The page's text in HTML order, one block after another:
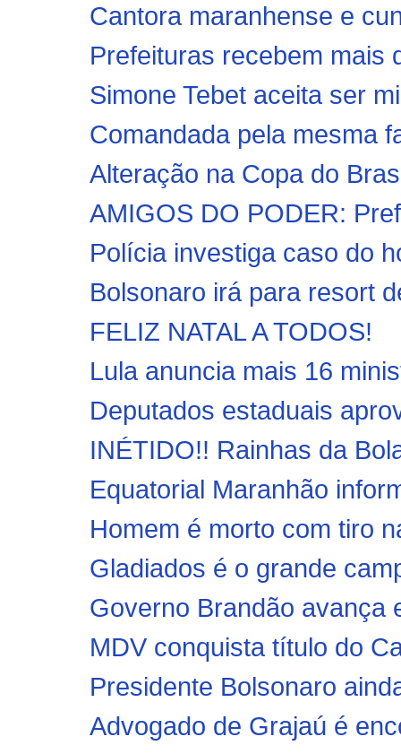
Cantora maranhense e
Prefeituras recebem mais
Simone Tebet aceita ser
Comandada pela mesma
Alteração na Copa do
AMIGOS DO PODER:
Polícia investiga caso do
Bolsonaro irá para resort
FELIZ NATAL A TODOS!
Lula anuncia mais 16
Deputados estaduais
INÉTIDO!! Rainhas da
Equatorial Maranhão
Homem é morto com tiro
Gladiados é o grande
Governo Brandão avança
MDV conquista título do
Presidente Bolsonaro
Advogado de Grajaú é